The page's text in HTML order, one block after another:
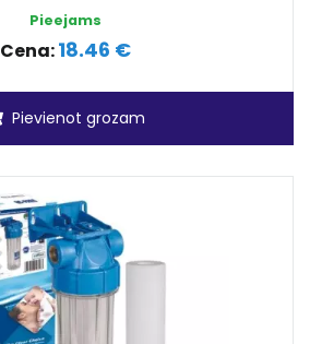
Pieejams
Cena:18.46 €
Pievienot grozam